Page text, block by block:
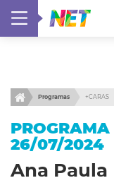
Programas +CARAS
26/07/2024
Ana